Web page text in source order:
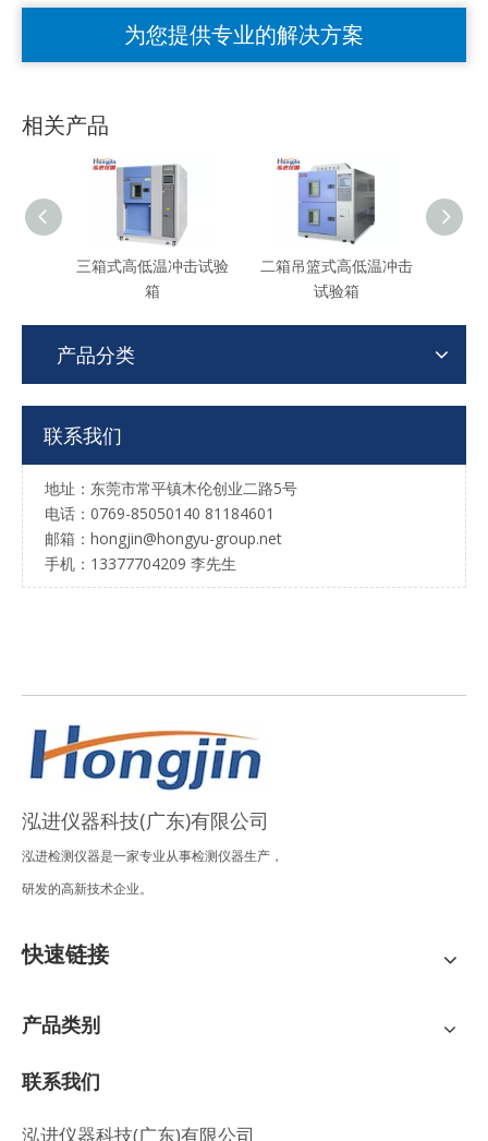
为您提供专业的解决方案
相关产品
三箱式高低温冲击试验
箱
二箱吊篮式高低温冲击
试验箱
产品分类
联系我们
地址：东莞市常平镇木伦创业二路5号
电话：0769-85050140 81184601
邮箱：hongjin@hongyu-group.net
手机：13377704209 李先生
泓进仪器科技(广东)有限公司
泓进检测仪器是一家专业从事检测仪器生产，
研发的高新技术企业。
快速链接
产品类别
联系我们
泓进仪器科技(广东)有限公司